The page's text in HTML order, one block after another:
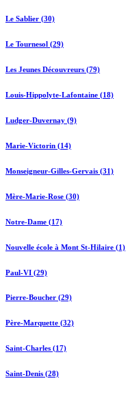
Le Sablier (30)
Le Tournesol (29)
Les Jeunes Découvreurs (79)
Louis-Hippolyte-Lafontaine (18)
Ludger-Duvernay (9)
Marie-Victorin (14)
Monseigneur-Gilles-Gervais (31)
Mère-Marie-Rose (30)
Notre-Dame (17)
Nouvelle école à Mont St-Hilaire (1)
Paul-VI (29)
Pierre-Boucher (29)
Père-Marquette (32)
Saint-Charles (17)
Saint-Denis (28)